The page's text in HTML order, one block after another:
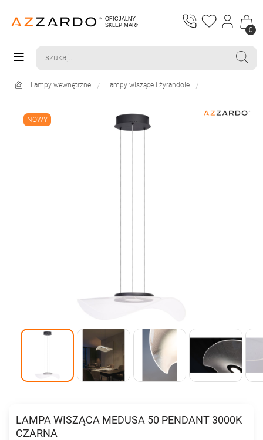
0
Lampy wewnętrzne Lampy wiszące i żyrandole
NOWY
LAMPA WISZĄCA MEDUSA 50 PENDANT 3000K
CZARNA